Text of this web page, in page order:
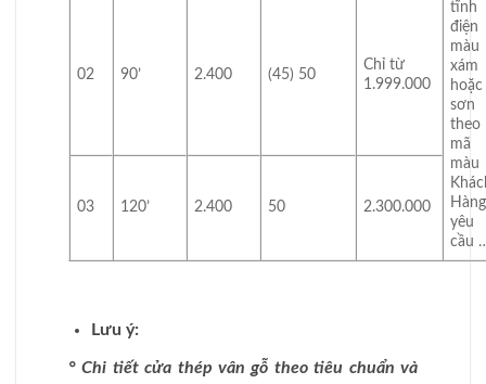
tĩnh
điện
màu
xám
hoặc
sơn
theo
mã
màu
Hàng
yêu
cầu
02 90’ 2.400 (45) 50
Chỉ từ
1.999.000
03 120’ 2.400 50 2.300.000
Lưu ý:
° Chi tiết cửa thép vân gỗ theo tiêu chuẩn và